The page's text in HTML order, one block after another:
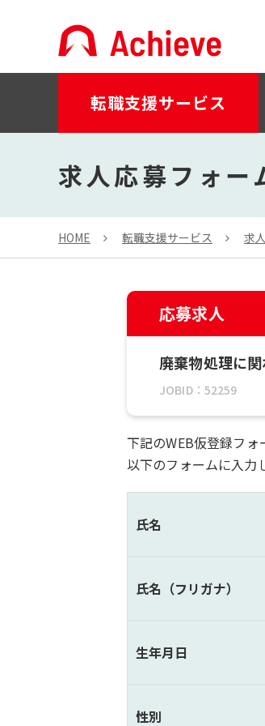
転職支援サービス
求人応募フォー
HOME 転職支援サービス 求
応募求人
廃棄物処理に
JOBID：52259
下記のWEB仮登録フ
以下のフォームに入力
氏名
氏名（フリガナ）
生年月日
性別